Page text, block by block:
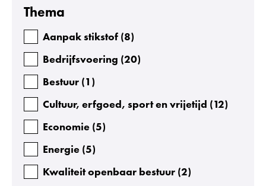
Thema
Aanpak stikstof (8)
Bedrijfsvoering (20)
Bestuur (1 )
Cultuur, erfgoed, sport en vrijetijd (12)
Economie (5)
Energie (5)
Kwaliteit openbaar bestuur (2)